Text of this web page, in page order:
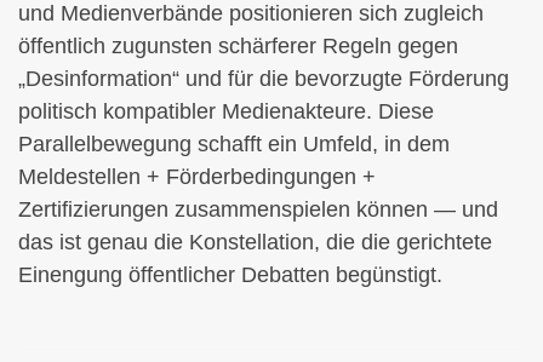
und Medienverbände positionieren sich zugleich
öffentlich zugunsten schärferer Regeln gegen
„Desinformation“ und für die bevorzugte Förderung
politisch kompatibler Medienakteure. Diese
Parallelbewegung schafft ein Umfeld, in dem
Meldestellen + Förderbedingungen +
Zertifizierungen zusammenspielen können — und
das ist genau die Konstellation, die die gerichtete
Einengung öffentlicher Debatten begünstigt.